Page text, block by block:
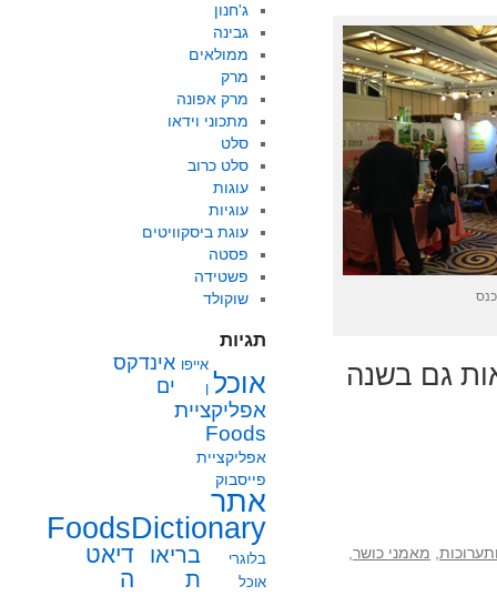
גם בשנה
מאמני כושר
ג'חנון
גבינה
ממולאים
מרק
מרק אפונה
מתכוני וידאו
סלט
סלט כרוב
עוגות
עוגיות
עוגת ביסקוויטים
פסטה
פשטידה
שוקולד
תגיות
אוכל
אייפו
ן
אינדקס
ים
אפליקציית
Foods
אפליקציית
פייסבוק
אתר
FoodsDictionary
בלוגרי
אוכל
בריאו
ת
דיאט
ה